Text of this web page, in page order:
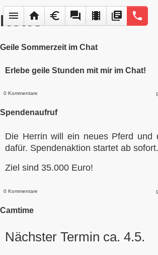
menu home euro forum local_movies library_books phone
News
Geile Sommerzeit im Chat
Erlebe geile Stunden mit mir im Chat!
0 Kommentare
Spendenaufruf
Die Herrin will ein neues Pferd und
dafür. Spendenaktion startet ab sofort.
Ziel sind 35.000 Euro!
0 Kommentare
Camtime
Nächster Termin ca. 4.5.